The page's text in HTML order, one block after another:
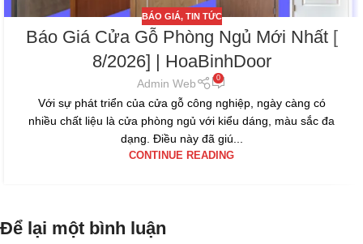
BÁO GIÁ, TIN TỨC
Báo Giá Cửa Gỗ Phòng Ngủ Mới Nhất [
8/2026] | HoaBinhDoor
Admin Web 0
Với sự phát triển của cửa gỗ công nghiệp, ngày càng có
nhiều chất liệu là cửa phòng ngủ với kiểu dáng, màu sắc đa
dạng. Điều này đã giú...
CONTINUE READING
Để lại một bình luận